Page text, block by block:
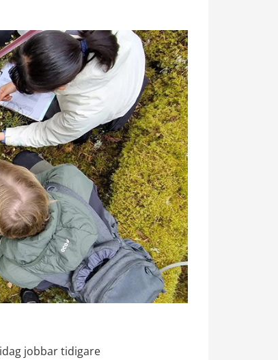
jobbar tidigare